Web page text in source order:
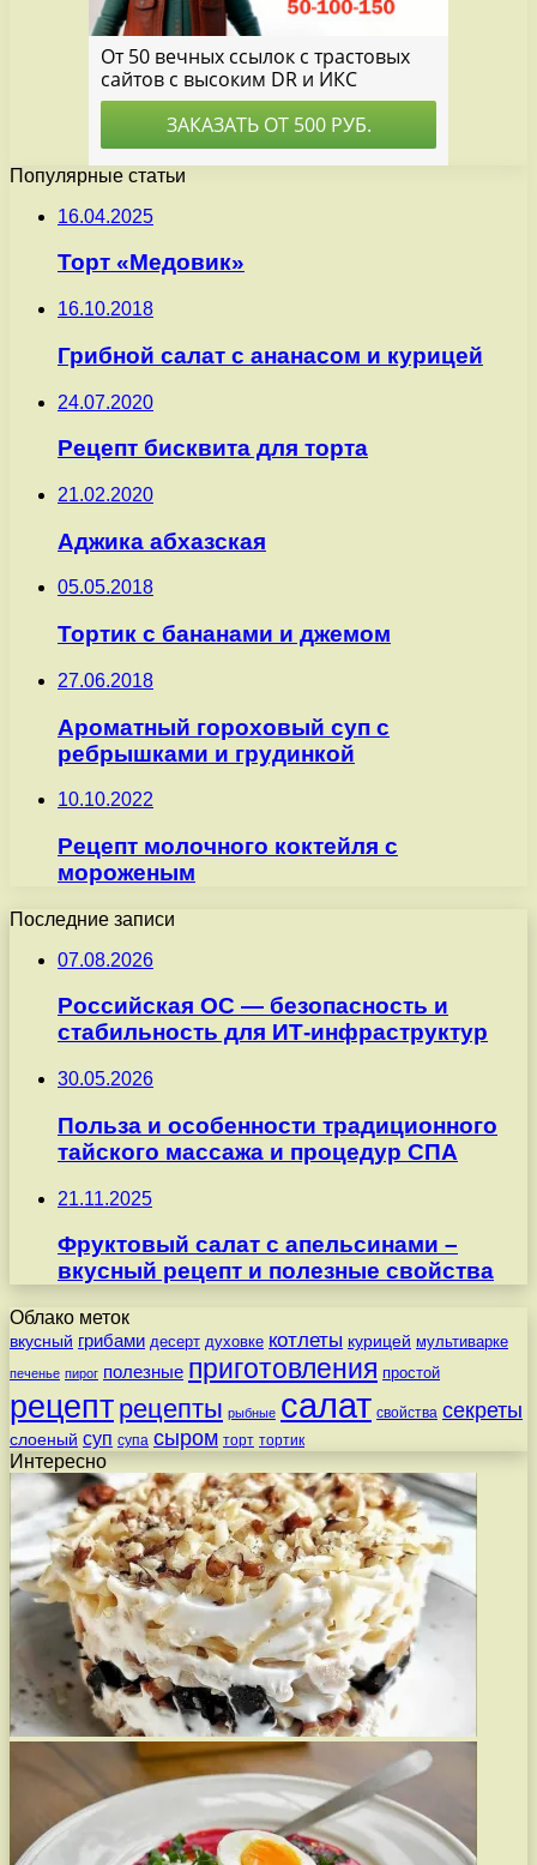
Популярные статьи
16.04.2025
Торт «Медовик»
16.10.2018
Грибной салат с ананасом и курицей
24.07.2020
Рецепт бисквита для торта
21.02.2020
Аджика абхазская
05.05.2018
Тортик с бананами и джемом
27.06.2018
Ароматный гороховый суп с
ребрышками и грудинкой
10.10.2022
Рецепт молочного коктейля с
мороженым
Последние записи
07.08.2026
Российская ОС — безопасность и
стабильность для ИТ-инфраструктур
30.05.2026
Польза и особенности традиционного
тайского массажа и процедур СПА
21.11.2025
Фруктовый салат с апельсинами –
вкусный рецепт и полезные свойства
Облако меток
вкусный грибами десерт духовке котлеты курицей мультиварке
печенье пирог полезные приготовления простой
рецепт рецепты рыбные салат свойства секреты
слоеный суп супа сыром торт тортик
Интересно